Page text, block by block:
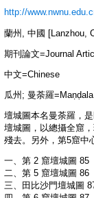
http://
蘭州, 中國 [Lanzhou,
期刊論文=Journal
中文=Chinese
瓜州; 曼荼羅
壇城圖本名曼荼羅，
壇城圖，以總攝全窟
殘去。另外，第5窟中
一、第 2 窟壇城圖 85
二、第 5 窟壇城圖 86
三、田比沙門壇城圖